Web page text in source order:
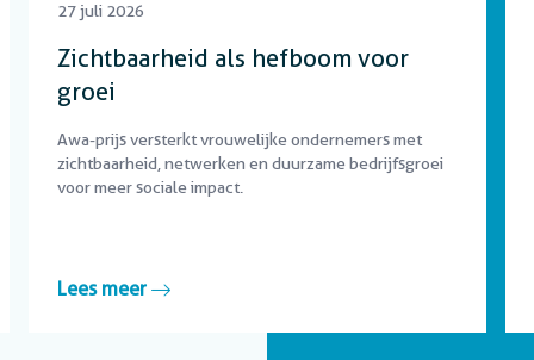
27 juli 2026
Zichtbaarheid als hefboom voor
groei
Awa-prijs versterkt vrouwelijke ondernemers met
zichtbaarheid, netwerken en duurzame bedrijfsgroei
voor meer sociale impact.
Lees meer